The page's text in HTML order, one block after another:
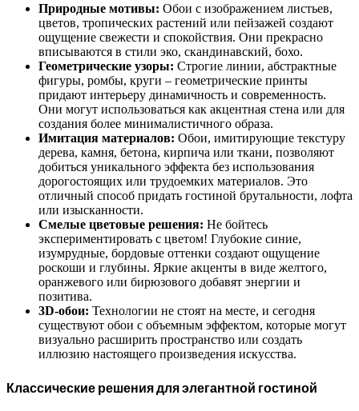
Природные мотивы: Обои с изображением листьев,
цветов, тропических растений или пейзажей создают
ощущение свежести и спокойствия. Они прекрасно
вписываются в стили эко, скандинавский, бохо.
Геометрические узоры: Строгие линии, абстрактные
фигуры, ромбы, круги – геометрические принты
придают интерьеру динамичность и современность.
Они могут использоваться как акцентная стена или для
создания более минималистичного образа.
Имитация материалов: Обои, имитирующие текстуру
дерева, камня, бетона, кирпича или ткани, позволяют
добиться уникального эффекта без использования
дорогостоящих или трудоемких материалов. Это
отличный способ придать гостиной брутальности, лофта
или изысканности.
Смелые цветовые решения: Не бойтесь
экспериментировать с цветом! Глубокие синие,
изумрудные, бордовые оттенки создают ощущение
роскоши и глубины. Яркие акценты в виде желтого,
оранжевого или бирюзового добавят энергии и
позитива.
3D-обои: Технологии не стоят на месте, и сегодня
существуют обои с объемным эффектом, которые могут
визуально расширить пространство или создать
иллюзию настоящего произведения искусства.
Классические решения для элегантной гостиной